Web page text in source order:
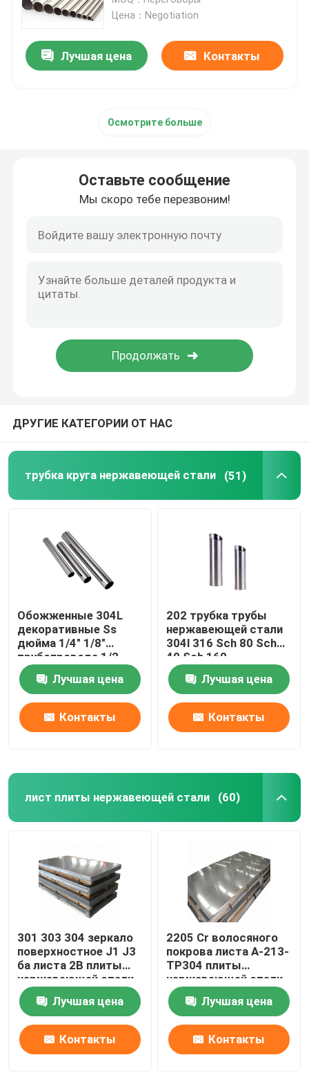
Прокладка легированной стали
Гальванизированная стальная пластина
Гальванизированная стальная трубка
Катушка углерода стальная
Цена：Negotiation
Лучшая цена Контакты
Осмотрите больше
Оставьте сообщение
Мы скоро тебе перезвоним!
ДРУГИЕ КАТЕГОРИИ ОТ НАС
трубка круга нержавеющей стали (51)
Обожженные 304L
декоративные Ss
дюйма 1/4" 1/8"
трубопровода 1/2
нержавеющей стали
201 304 пускают круг
по трубам
Лучшая цена
Контакты
202 трубка трубы
нержавеющей стали
304l 316 Sch 80 Sch
40 Sch 160
отполированная
Лучшая цена
Контакты
лист плиты нержавеющей стали (60)
301 303 304 зеркало
поверхностное J1 J3
ба листа 2B плиты
нержавеющей стали
Лучшая цена
Контакты
2205 Cr волосяного
покрова листа A-213-
TP304 плиты
нержавеющей стали
904l 321 316l
Лучшая цена
Контакты